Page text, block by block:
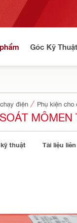
Góc Kỹ Thuật
điện
MÔMEN
thuật Tài liệu